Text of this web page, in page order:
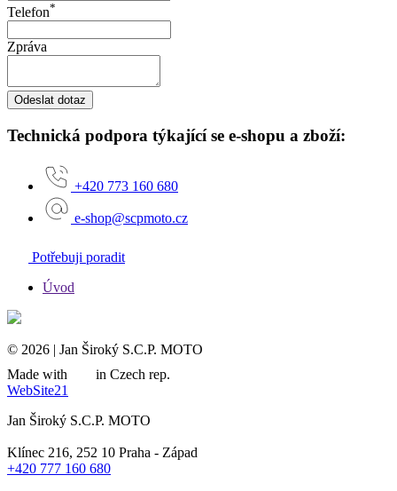
Telefon*
Zpráva
Odeslat dotaz
Technická podpora týkající se e-shopu a zboží:
+420 773 160 680
e-shop@scpmoto.cz
Potřebuji poradit
Úvod
© 2026 | Jan Široký S.C.P. MOTO
Made with
in Czech rep.
WebSite21
Jan Široký S.C.P. MOTO
Klínec 216, 252 10 Praha - Západ
+420 777 160 680